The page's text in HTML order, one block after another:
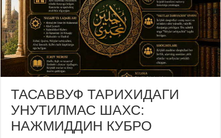
ТАСАВВУФ ТАРИХИДАГИ
УНУТИЛМАС ШАХС:
НАЖМИДДИН КУБРО